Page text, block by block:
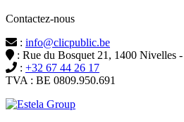
Contactez-nous
: info@clicpublic.be
: Rue du Bosquet 21, 1400 Nivelles
: +32 67 44 26 17
TVA : BE 0809.950.691